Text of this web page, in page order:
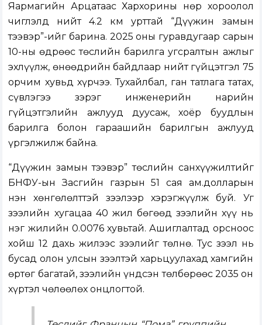
Яармагийн Арцатаас Хархорины Өнөр хороолол
чиглэлд нийт 4.2 км урттай “Дүүжин замын
тээвэр”-ийг барина. 2025 оны гуравдугаар сарын
10-ны өдрөөс төслийн барилга угсралтын ажлыг
эхлүүлж, өнөөдрийн байдлаар нийт гүйцэтгэл 75
орчим хувьд хүрчээ. Тухайлбал, ган татлага татах,
сүвлэгээ зэрэг инженерийн нарийн
гүйцэтгэлийн ажлууд дуусаж, хоёр буудлын
барилга болон гараашийн барилгын ажлууд
үргэлжилж байна.
“Дүүжин замын тээвэр” төслийн санхүүжилтийг
БНФУ-ын Засгийн газрын 51 сая ам.долларын
нэн хөнгөлөлттэй зээлээр хэрэгжүүлж буй. Уг
зээлийн хугацаа 40 жил бөгөөд зээлийн хүү нь
нэг жилийн 0.0076 хувьтай. Ашиглалтад орсноос
хойш 12 дахь жилээс зээлийг төлнө. Тус зээл нь
бусад олон улсын зээлтэй харьцуулахад хамгийн
өртөг багатай, зээлийн үндсэн төлбөрөөс 2035 он
хүртэл чөлөөлөх онцлогтой.